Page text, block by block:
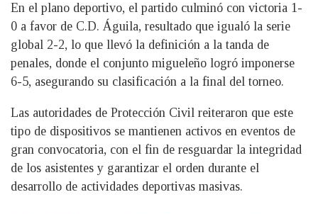
En el plano deportivo, el partido culminó con victoria 1-
0 a favor de C.D. Águila, resultado que igualó la serie
global 2-2, lo que llevó la definición a la tanda de
penales, donde el conjunto migueleño logró imponerse
6-5, asegurando su clasificación a la final del torneo.
Las autoridades de Protección Civil reiteraron que este
tipo de dispositivos se mantienen activos en eventos de
gran convocatoria, con el fin de resguardar la integridad
de los asistentes y garantizar el orden durante el
desarrollo de actividades deportivas masivas.